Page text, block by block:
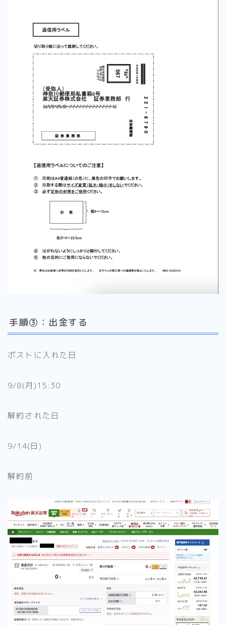
手順③：出金する
ポストに入れた日
9/8(月)15:30
解約された日
9/14(日)
解約前